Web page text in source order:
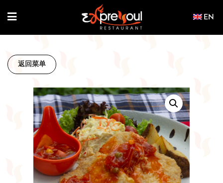
返回菜单